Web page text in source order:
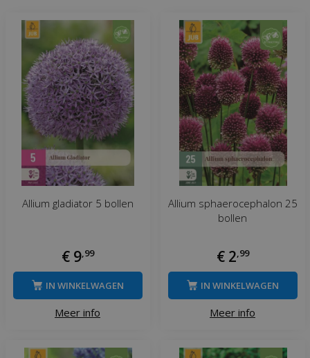
Allium gladiator 5 bollen
€ 9,99
Meer info
IN WINKELWAGEN
Allium sphaerocephalon 25
bollen
€ 2,99
Meer info
IN WINKELWAGEN